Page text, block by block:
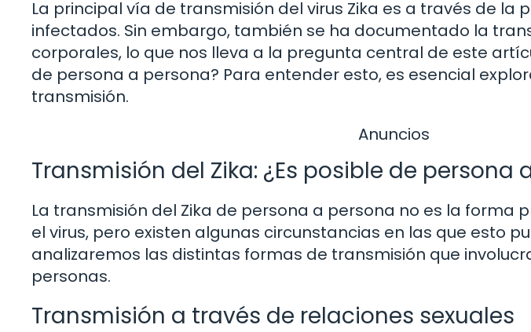
La principal vía de transmisión del virus Zika es a través de la
infectados. Sin embargo, también se ha documentado la
corporales, lo que nos lleva a la pregunta central de este
de persona a persona? Para entender esto, es esencial
transmisión.
Anuncios
Transmisión del Zika: ¿Es posible de persona
La transmisión del Zika de persona a persona no es la forma
el virus, pero existen algunas circunstancias en las que esto
analizaremos las distintas formas de transmisión que
personas.
Transmisión a través de relaciones sexuales